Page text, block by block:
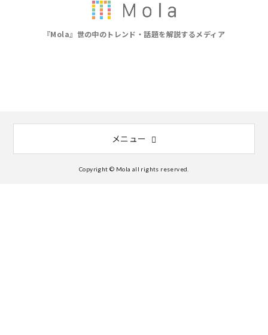
『Mola』世の中のトレンド・話題を解説するメディア
メニュー
Copyright © Mola all rights reserved.